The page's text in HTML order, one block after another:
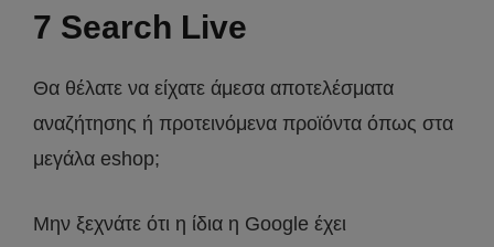
7 Search Live
Θα θέλατε να είχατε άμεσα αποτελέσματα
αναζήτησης ή προτεινόμενα προϊόντα όπως στα
μεγάλα eshop;
Μην ξεχνάτε ότι η ίδια η Google έχει